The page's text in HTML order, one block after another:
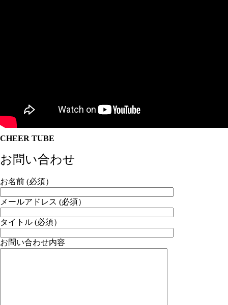
CHEER TUBE
お問い合わせ
お名前 (必須）
メールアドレス (必須）
タイトル (必須）
お問い合わせ内容